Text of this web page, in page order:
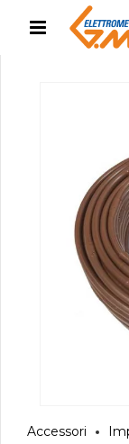
Accessori